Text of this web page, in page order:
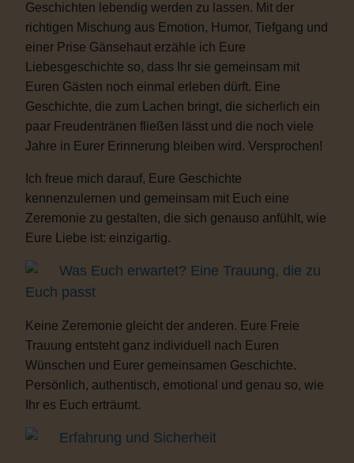
Geschichten lebendig werden zu lassen. Mit der
richtigen Mischung aus Emotion, Humor, Tiefgang und
einer Prise Gänsehaut erzähle ich Eure
Liebesgeschichte so, dass Ihr sie gemeinsam mit
Euren Gästen noch einmal erleben dürft. Eine
Geschichte, die zum Lachen bringt, die sicherlich ein
paar Freudentränen fließen lässt und die noch viele
Jahre in Eurer Erinnerung bleiben wird. Versprochen!
Ich freue mich darauf, Eure Geschichte
kennenzulernen und gemeinsam mit Euch eine
Zeremonie zu gestalten, die sich genauso anfühlt, wie
Eure Liebe ist: einzigartig.
Was Euch erwartet? Eine Trauung, die zu
Euch passt
Keine Zeremonie gleicht der anderen. Eure Freie
Trauung entsteht ganz individuell nach Euren
Wünschen und Eurer gemeinsamen Geschichte.
Persönlich, authentisch, emotional und genau so, wie
Ihr es Euch erträumt.
Erfahrung und Sicherheit